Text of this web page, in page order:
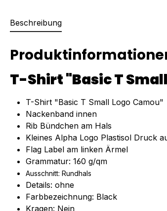
Beschreibung
T-Shirt "Basic T
T-Shirt "Basic T Small Logo Camou"
Nackenband innen
Rib Bündchen am Hals
Kleines Alpha Logo Plastisol Druck
Flag Label am linken Ärmel
Grammatur: 160 g/qm
Ausschnitt: Rundhals
Details: ohne
Farbbezeichnung: Black
Kragen: Nein